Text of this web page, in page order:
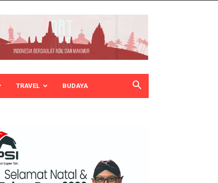
TRAVEL BUDAYA